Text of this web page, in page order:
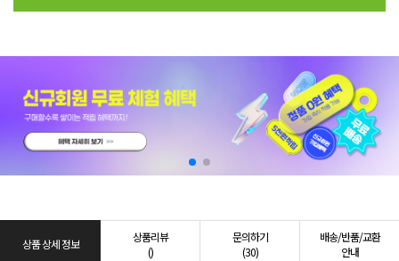
상품 상세 정보
상품리뷰
()
문의하기
(30)
배송/반품/교환
안내